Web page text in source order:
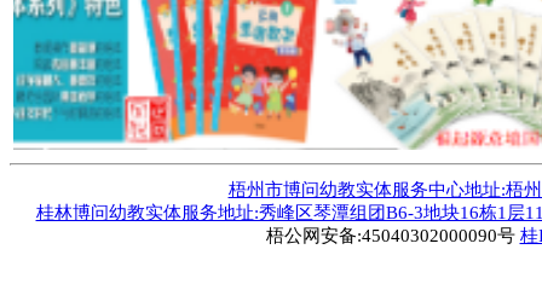
梧州市博问幼教实体服务中心地址:梧
桂林博问幼教实体服务地址:秀峰区琴潭组团B6-3地块16栋1层
梧公网安备:45040302000090号 桂